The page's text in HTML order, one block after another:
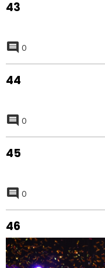
41
42
43